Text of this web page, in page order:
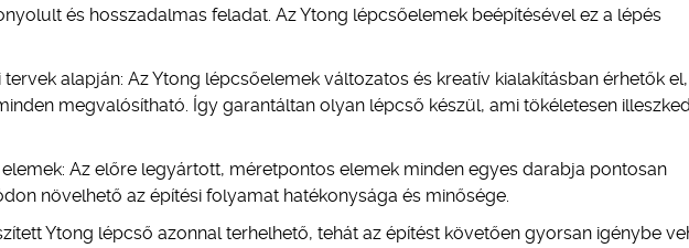
és hosszadalmas feladat. Az Ytong lépcsőelemek beépítésével ez a lépés
tervek alapján: Az Ytong lépcsőelemek változatos és kreatív kialakításban érhetők el,
megvalósítható. Így garantáltan olyan lépcső készül, ami tökéletesen
Az előre legyártott, méretpontos elemek minden egyes darabja pontosan
növelhető az építési folyamat hatékonysága és minősége.
Ytong lépcső azonnal terhelhető, tehát az építést követően gyorsan igénybe